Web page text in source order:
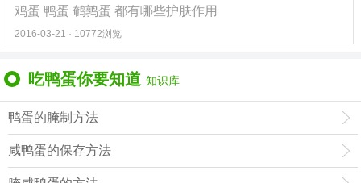
鸡蛋 鸭蛋 鹌鹑蛋 都有哪些护肤作用
2016-03-21 · 10772浏览
吃鸭蛋你要知道 知识库
鸭蛋的腌制方法
咸鸭蛋的保存方法